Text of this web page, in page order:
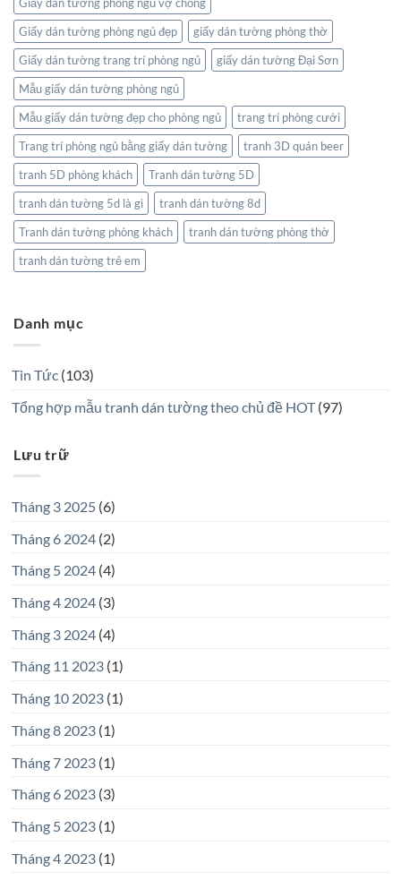
Giấy dán tường phòng ngủ đẹp
giấy dán tường phòng thờ
Giấy dán tường trang trí phòng ngủ
giấy dán tường Đại Sơn
Mẫu giấy dán tường phòng ngủ
Mẫu giấy dán tường đẹp cho phòng ngủ
trang trí phòng cưới
Trang trí phòng ngủ bằng giấy dán tường
tranh 3D quán beer
tranh 5D phòng khách
Tranh dán tường 5D
tranh dán tường 5d là gì
tranh dán tường 8d
Tranh dán tường phòng khách
tranh dán tường phòng thờ
tranh dán tường trẻ em
Danh mục
Tin Tức(103)
Tổng hợp mẫu tranh dán tường theo chủ đề HOT(97)
Lưu trữ
Tháng 3 2025(6)
Tháng 6 2024(2)
Tháng 5 2024(4)
Tháng 4 2024(3)
Tháng 3 2024(4)
Tháng 11 2023(1)
Tháng 10 2023(1)
Tháng 8 2023(1)
Tháng 7 2023(1)
Tháng 6 2023(3)
Tháng 5 2023(1)
Tháng 4 2023(1)